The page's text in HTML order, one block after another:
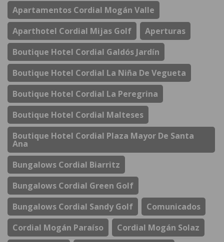
Apartamentos Cordial Mogán Valle
Aparthotel Cordial Mijas Golf
Aperturas
Boutique Hotel Cordial Galdós Jardín
Boutique Hotel Cordial La Niña De Vegueta
Boutique Hotel Cordial La Peregrina
Boutique Hotel Cordial Malteses
Boutique Hotel Cordial Plaza Mayor De Santa
Ana
Bungalows Cordial Biarritz
Bungalows Cordial Green Golf
Bungalows Cordial Sandy Golf
Comunicados
Cordial Mogán Paraíso
Cordial Mogán Solaz